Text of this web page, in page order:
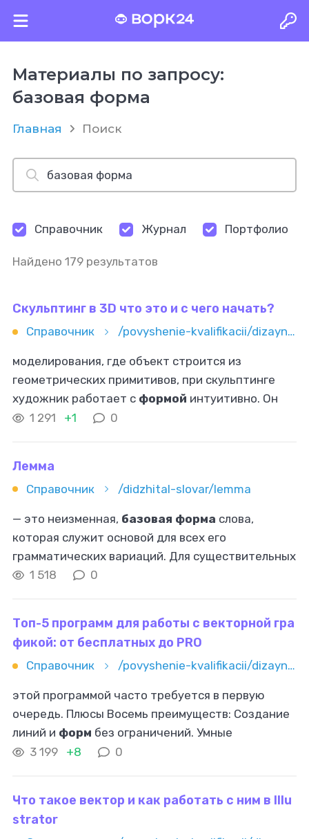
Материалы по запросу:
базовая форма
Главная Поиск
Справочник Журнал Портфолио
Найдено 179 результатов
Скульптинг в 3D что это и с чего начать?
Справочник /povyshenie-kvalifikacii/dizayn/3d/skulpting-v-3d-chto-eto-i-s-chego-nachat
моделирования, где объект строится из
геометрических примитивов, при скульптинге
художник работает с формой интуитивно. Он
добавляет, сглаживает, вытягивает и вырезает
1 291 +1 0
Лемма
Справочник /didzhital-slovar/lemma
— это неизменная, базовая форма слова,
которая служит основой для всех его
грамматических вариаций. Для существительных
лемма обычно представлена в именительном
1 518 0
Топ-5 программ для работы с векторной гра
фикой: от бесплатных до PRO
Справочник /povyshenie-kvalifikacii/dizayn/vektornaya-grafika/top-5-programm-dlya-raboty-s-vektornoy-grafikoy-ot-besplatnyh-do
этой программой часто требуется в первую
очередь. Плюсы Восемь преимуществ: Создание
линий и форм без ограничений. Умные
помощники для быстрого построения сложных
3 199 +8 0
Что такое вектор и как работать с ним в Illu
strator